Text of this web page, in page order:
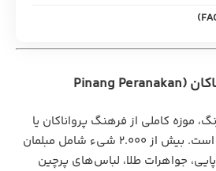
4. عمارت پینانگ پرواناکان (Pinang Peranakan
موزه کاملی از فرهنگ پرواناکان یا
بابا-نونیا (چینی-مالایی) است. بیش از ۲.۰۰۰ شیء شامل مبلمان
جواهرات طلا، لباس‌های پرچین